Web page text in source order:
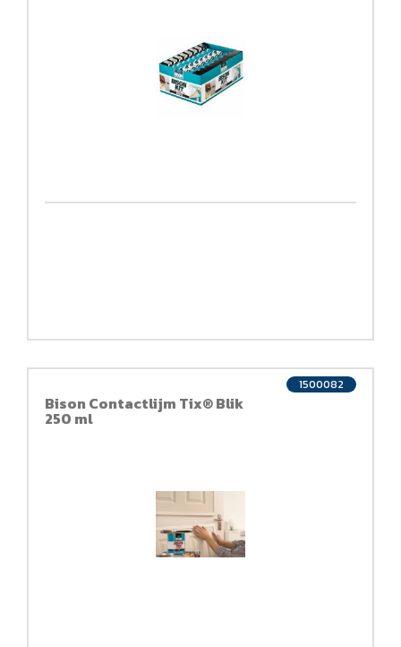
Bison Contactlijm Tix® Blik
250 ml
1500082